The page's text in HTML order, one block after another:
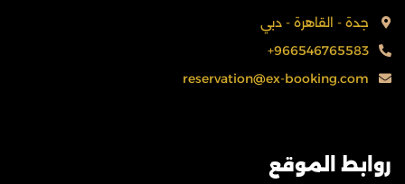
جدة - القاهرة - دبي
+966546765583
reservation@ex-booking.com
روابط الموقع